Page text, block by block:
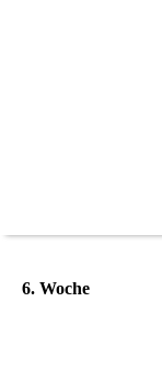
6. Woche